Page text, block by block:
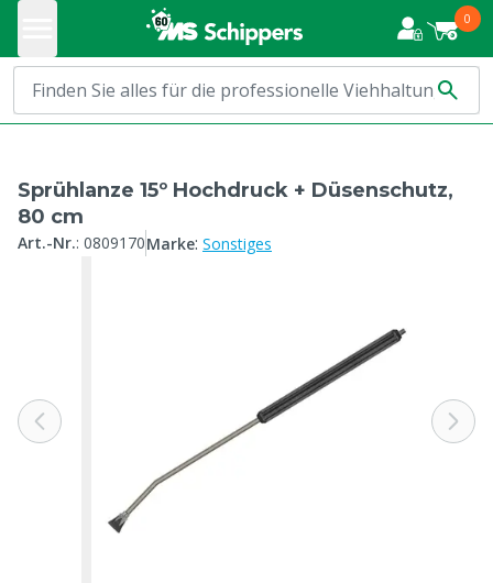
0
Sprühlanze 15º Hochdruck + Düsenschutz,
80 cm
Art.-Nr.: 0809170Marke: Sonstiges